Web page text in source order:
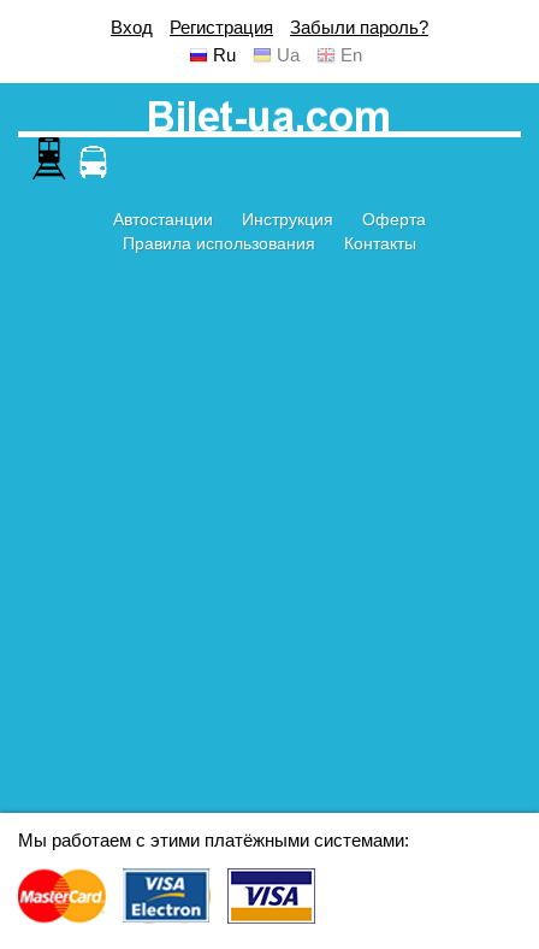
Вход Регистрация
Забыли пароль?
Ru
Ua En
Автостанции Инструкция
Оферта
Правила использования
Контакты
Мы работаем с этими платёжными системами: